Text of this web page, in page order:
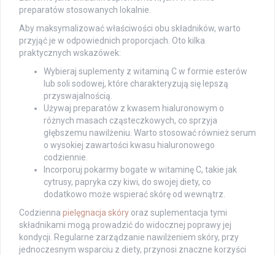
preparatów stosowanych lokalnie.
Aby maksymalizować właściwości obu składników, warto
przyjąć je w odpowiednich proporcjach. Oto kilka
praktycznych wskazówek:
Wybieraj suplementy z witaminą C w formie esterów
lub soli sodowej, które charakteryzują się lepszą
przyswajalnością.
Używaj preparatów z kwasem hialuronowym o
różnych masach cząsteczkowych, co sprzyja
głębszemu nawilżeniu. Warto stosować również serum
o wysokiej zawartości kwasu hialuronowego
codziennie.
Incorporuj pokarmy bogate w witaminę C, takie jak
cytrusy, papryka czy kiwi, do swojej diety, co
dodatkowo może wspierać skórę od wewnątrz.
Codzienna pielęgnacja skóry oraz suplementacja tymi
składnikami mogą prowadzić do widocznej poprawy jej
kondycji. Regularne zarządzanie nawilżeniem skóry, przy
jednoczesnym wsparciu z diety, przynosi znaczne korzyści